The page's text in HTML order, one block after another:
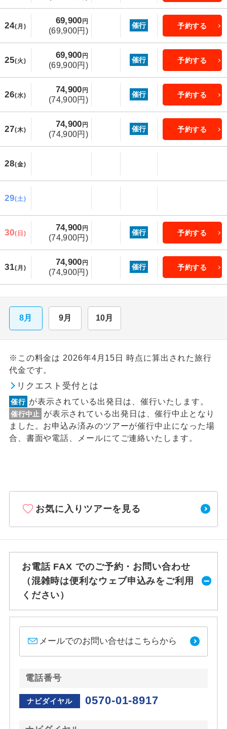
24(月)
69,900 円
(69,900円)
催行 予約する
25(火)
69,900 円
(69,900円)
催行 予約する
26(水)
74,900 円
(74,900円)
催行 予約する
27(木)
74,900 円
(74,900円)
催行 予約する
28(金)
29(土)
30(日)
74,900 円
(74,900円)
催行 予約する
31(月)
74,900 円
(74,900円)
催行 予約する
8月 9月 10月
※この料金は 2026年4月15日 時点に算出された旅行
代金です。
リクエスト受付とは
催行 が表示されている出発日は、催行いたします。
催行中止
が表示されている出発日は、催行中止となり
ました。お申込み済みのツアーが催行中止になった場
合、書面や電話、メールにてご連絡いたします。
お気に入りツアーを見る
お電話 FAX でのご予約・お問い合わせ
（混雑時は便利なウェブ申込みをご利用
ください）
メールでのお問い合せはこちらから
電話番号
ナビダイヤル 0570-01-8917